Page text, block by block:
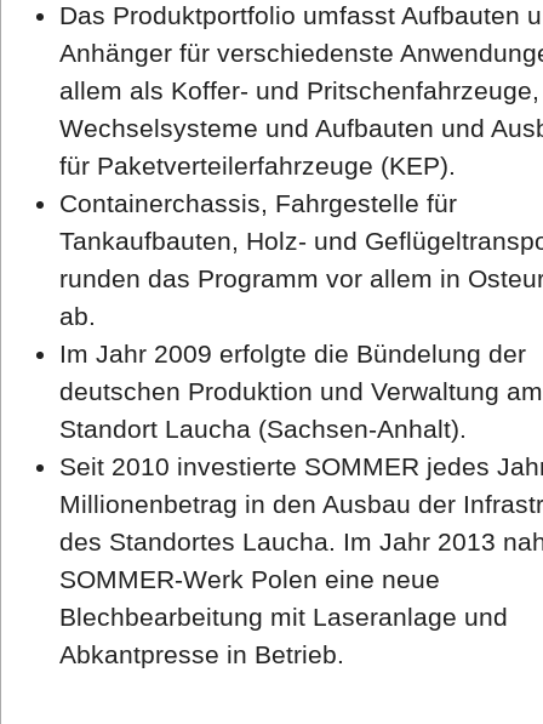
Das Produktportfolio umfasst Aufbauten
Anhänger für verschiedenste
allem als Koffer- und
Wechselsysteme und Aufbauten und
für Paketverteilerfahrzeuge (KEP).
Containerchassis, Fahrgestelle für
Tankaufbauten, Holz- und
runden das Programm vor allem in
ab.
Im Jahr 2009 erfolgte die Bündelung der
deutschen Produktion und Verwaltung am
Standort Laucha (Sachsen-Anhalt).
Seit 2010 investierte SOMMER jedes
Millionenbetrag in den Ausbau der
des Standortes Laucha. Im Jahr 2013
SOMMER-Werk Polen eine neue
Blechbearbeitung mit Laseranlage und
Abkantpresse in Betrieb.